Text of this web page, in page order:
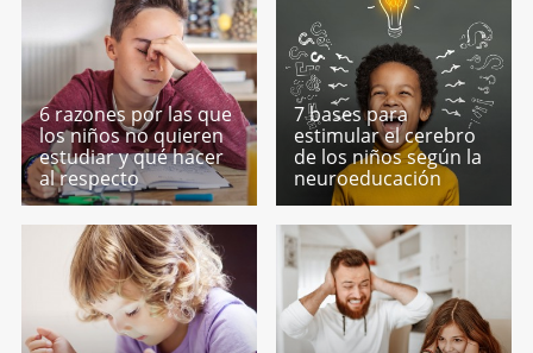
6 razones por las que
los niños no quieren
estudiar y qué hacer
al respecto
7 bases para
estimular el cerebro
de los niños según la
neuroeducación